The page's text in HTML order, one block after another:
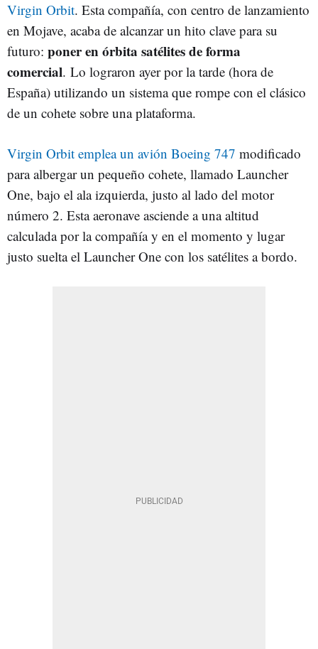
Virgin Orbit. Esta compañía, con centro de lanzamiento
en Mojave, acaba de alcanzar un hito clave para su
futuro: poner en órbita satélites de forma
comercial. Lo lograron ayer por la tarde (hora de
España) utilizando un sistema que rompe con el clásico
de un cohete sobre una plataforma.
Virgin Orbit emplea un avión Boeing 747 modificado
para albergar un pequeño cohete, llamado Launcher
One, bajo el ala izquierda, justo al lado del motor
número 2. Esta aeronave asciende a una altitud
calculada por la compañía y en el momento y lugar
justo suelta el Launcher One con los satélites a bordo.